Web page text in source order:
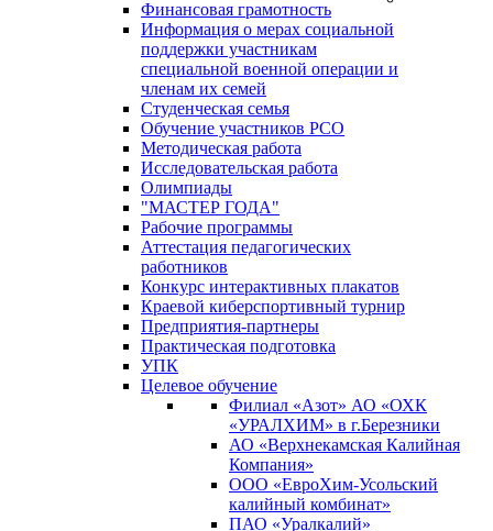
Финансовая грамотность
Информация о мерах социальной
поддержки участникам
специальной военной операции и
членам их семей
Студенческая семья
Обучение участников РСО
Методическая работа
Исследовательская работа
Олимпиады
"МАСТЕР ГОДА"
Рабочие программы
Аттестация педагогических
работников
Конкурс интерактивных плакатов
Краевой киберспортивный турнир
Предприятия-партнеры
Практическая подготовка
УПК
Целевое обучение
Филиал «Азот» АО «ОХК
«УРАЛХИМ» в г.Березники
АО «Верхнекамская Калийная
Компания»
ООО «ЕвроХим-Усольский
калийный комбинат»
ПАО «Уралкалий»